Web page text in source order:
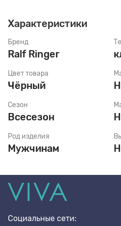
Характеристики
Бренд
Ralf Ringer
Цвет товара
Чёрный
Сезон
Всесезон
Род изделия
Мужчинам
Социальные сети:
Стельки
Шнурки